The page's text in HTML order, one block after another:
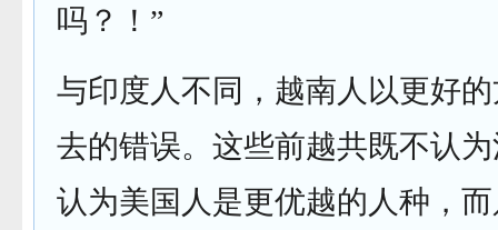
吗？！”
与印度人不同，越南人以更好
去的错误。这些前越共既不认
认为美国人是更优越的人种，